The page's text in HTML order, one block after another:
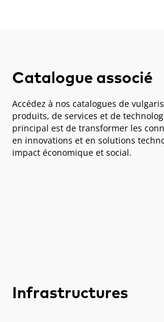
Catalogue associé
Accédez à nos catalogues de
produits, de services et de
principal est de transformer les
en innovations et en solutions
impact économique et social.
Infrastructures